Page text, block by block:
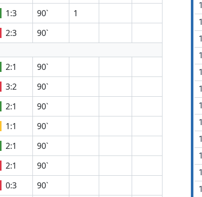
1:3 90`
1
2:3
90`
2:1
90`
3:2
90`
2:1
90`
1:1
90`
2:1
90`
2:1
90`
0:3
90`